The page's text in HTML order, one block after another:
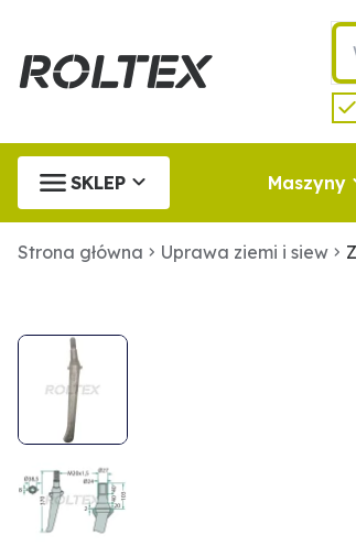
SKLEP Maszyny
Strona główna Uprawa ziemi i siew